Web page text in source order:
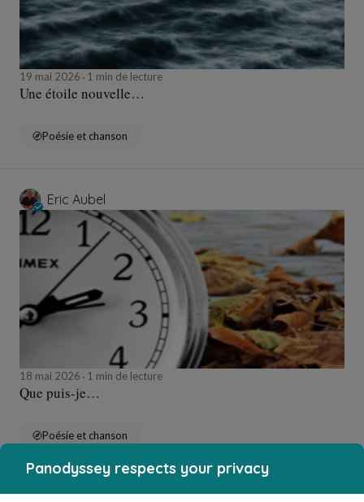
19 mai 2026 1 min de lecture
Une étoile nouvelle…
Poésie et chanson
Eric Aubel
18 mai 2026 1 min de lecture
Que puis-je…
Poésie et chanson
Panodyssey respects your privacy